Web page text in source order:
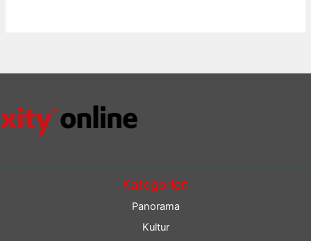
Kategorien
Panorama
Kultur